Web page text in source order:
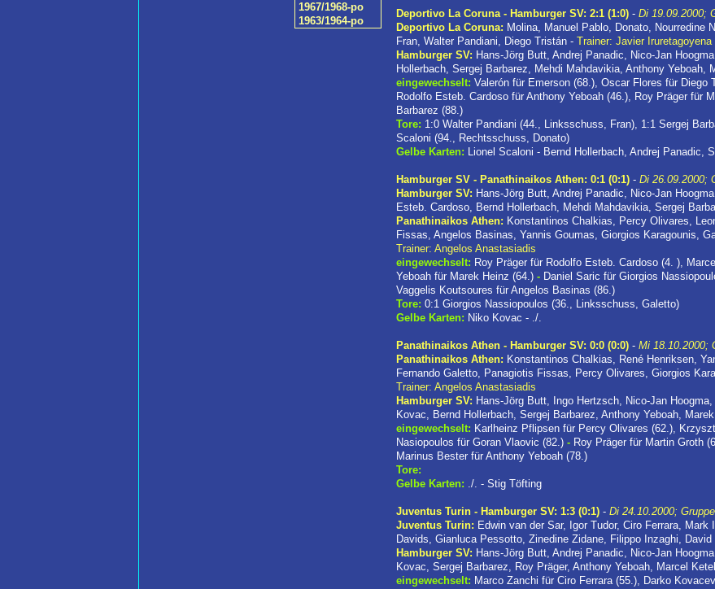
Deportivo La Coruna - Hamburger SV: 2:1 (1:0) - Di 19.09.2000;
Deportivo La Coruna: Molina, Manuel Pablo, Donato, Nourredine
Fran, Walter Pandiani, Diego Tristán - Trainer: Javier Iruretagoyena
Hamburger SV: Hans-Jörg Butt, Andrej Panadic, Nico-Jan
Hollerbach, Sergej Barbarez, Mehdi Mahdavikia, Anthony Yeboah,
eingewechselt: Valerón für Emerson (68.), Oscar Flores für
Rodolfo Esteb. Cardoso für Anthony Yeboah (46.), Roy Präger für
Barbarez (88.)
Tore: 1:0 Walter Pandiani (44., Linksschuss, Fran), 1:1 Sergej
Scaloni (94., Rechtsschuss, Donato)
Gelbe Karten: Lionel Scaloni - Bernd Hollerbach, Andrej Panadic,
Hamburger SV - Panathinaikos Athen: 0:1 (0:1) - Di 26.09.2000;
Hamburger SV: Hans-Jörg Butt, Andrej Panadic, Nico-Jan
Esteb. Cardoso, Bernd Hollerbach, Mehdi Mahdavikia, Sergej
Panathinaikos Athen: Konstantinos Chalkias, Percy Olivares,
Fissas, Angelos Basinas, Yannis Goumas, Giorgios Karagounis,
Trainer: Angelos Anastasiadis
eingewechselt: Roy Präger für Rodolfo Esteb. Cardoso (4. ),
Yeboah für Marek Heinz (64.) - Daniel Saric für Giorgios
Vaggelis Koutsoures für Angelos Basinas (86.)
Tore: 0:1 Giorgios Nassiopoulos (36., Linksschuss, Galetto)
Gelbe Karten: Niko Kovac - ./.
Panathinaikos Athen - Hamburger SV: 0:0 (0:0) - Mi 18.10.2000;
Panathinaikos Athen: Konstantinos Chalkias, René Henriksen,
Fernando Galetto, Panagiotis Fissas, Percy Olivares, Giorgios
Trainer: Angelos Anastasiadis
Hamburger SV: Hans-Jörg Butt, Ingo Hertzsch, Nico-Jan
Kovac, Bernd Hollerbach, Sergej Barbarez, Anthony Yeboah,
eingewechselt: Karlheinz Pflipsen für Percy Olivares (62.),
Nasiopoulos für Goran Vlaovic (82.) - Roy Präger für Martin Groth
Marinus Bester für Anthony Yeboah (78.)
Tore:
Gelbe Karten: ./. - Stig Töfting
Juventus Turin - Hamburger SV: 1:3 (0:1) - Di 24.10.2000;
Juventus Turin: Edwin van der Sar, Igor Tudor, Ciro Ferrara,
Davids, Gianluca Pessotto, Zinedine Zidane, Filippo Inzaghi, David
Hamburger SV: Hans-Jörg Butt, Andrej Panadic, Nico-Jan
Kovac, Sergej Barbarez, Roy Präger, Anthony Yeboah, Marcel
eingewechselt: Marco Zanchi für Ciro Ferrara (55.), Darko
1967/1968-po
1963/1964-po